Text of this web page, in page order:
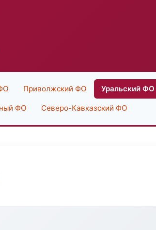
Приволжский ФО Уральский ФО
ФО Северо-Кавказский ФО